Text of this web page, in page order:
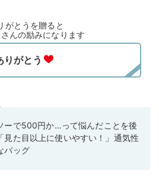
がとうを贈ると
んの励みになります
ーで500円か…って悩んだことを後
見た目以上に使いやすい！」通気性
バッグ